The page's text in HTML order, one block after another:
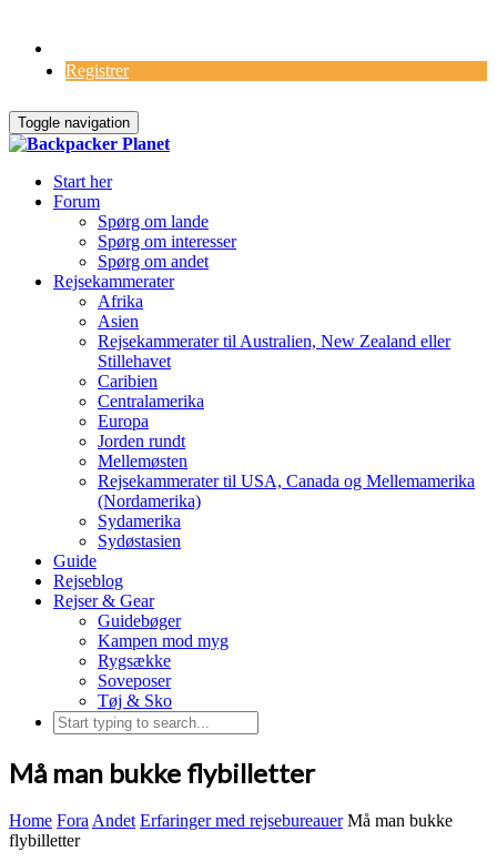
Registrer
Toggle navigation
Start her
Forum
Spørg om lande
Spørg om interesser
Spørg om andet
Rejsekammerater
Afrika
Asien
Rejsekammerater til Australien, New Zealand eller
Stillehavet
Caribien
Centralamerika
Europa
Jorden rundt
Mellemøsten
Rejsekammerater til USA, Canada og Mellemamerika
(Nordamerika)
Sydamerika
Sydøstasien
Guide
Rejseblog
Rejser & Gear
Guidebøger
Kampen mod myg
Rygsække
Soveposer
Tøj & Sko
Må man bukke flybilletter
Home Fora Andet Erfaringer med rejsebureauer Må man bukke
flybilletter